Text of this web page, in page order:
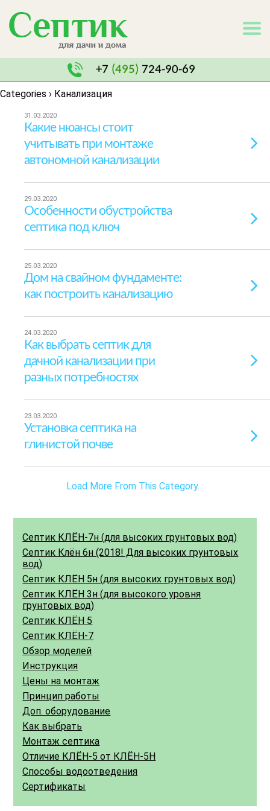
+7 (495) 724-90-69
Categories › Канализация
31.03.2020
Какие нюансы стоит
учитывать при монтаже
автономной канализации
29.03.2020
Особенности обустройства
септика под ключ
25.03.2020
Дом на свайном фундаменте:
как построить канализацию
24.03.2020
Как выбрать септик для
дачной канализации при
разных потребностях
23.03.2020
Установка септика на
глинистой почве
Load More From This Category…
Септик КЛЁН-7н (для высоких грунтовых вод)
Септик Клён 6н (2018! Для высоких грунтовых
вод)
Септик КЛЁН 5н (для высоких грунтовых вод)
Септик КЛЁН 3н (для высокого уровня
грунтовых вод)
Септик КЛЁН 5
Септик КЛЁН-7
Обзор моделей
Инструкция
Цены на монтаж
Принцип работы
Доп. оборудование
Как выбрать
Монтаж септика
Отличие КЛЁН-5 от КЛЁН-5Н
Способы водоотведения
Сертификаты